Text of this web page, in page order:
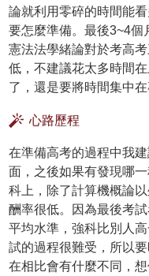
論就利用零碎的時間能
要怎麼準備。最後3~4個
憲法法學緒論對於考高
低，不建議花太多時間
了，還是要將時間集中
心路歷程
在準備高考的過程中我
面，之後如果有發現哪
科上，除了計算機概論
酬率很低。因為最後考
平均水準，強科比別人
試的過程很難受，所以
在相比會有什麼不同，